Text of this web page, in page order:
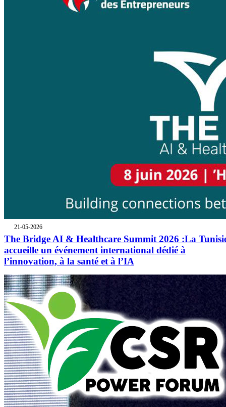
21-05-2026
The Bridge AI & Healthcare Summit 2026 :La
accueille un événement international dédié à
l’innovation, à la santé et à l’IA